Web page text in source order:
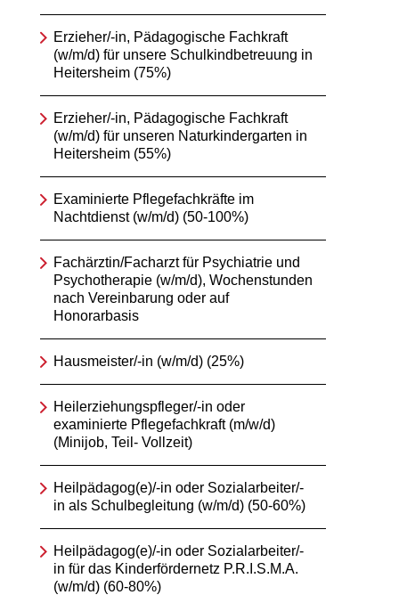
Erzieher/-in, Pädagogische Fachkraft
(w/m/d) für unsere Schulkindbetreuung in
Heitersheim (75%)
Erzieher/-in, Pädagogische Fachkraft
(w/m/d) für unseren Naturkindergarten in
Heitersheim (55%)
Examinierte Pflegefachkräfte im
Nachtdienst (w/m/d) (50-100%)
Fachärztin/Facharzt für Psychiatrie und
Psychotherapie (w/m/d), Wochenstunden
nach Vereinbarung oder auf
Honorarbasis
Hausmeister/-in (w/m/d) (25%)
Heilerziehungspfleger/-in oder
examinierte Pflegefachkraft (m/w/d)
(Minijob, Teil- Vollzeit)
Heilpädagog(e)/-in oder Sozialarbeiter/-
in als Schulbegleitung (w/m/d) (50-60%)
Heilpädagog(e)/-in oder Sozialarbeiter/-
in für das Kinderfördernetz P.R.I.S.M.A.
(w/m/d) (60-80%)